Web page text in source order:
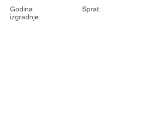
Godina
izgradnje:
Sprat: